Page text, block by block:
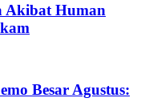
Akibat Human
Besar Agustus: